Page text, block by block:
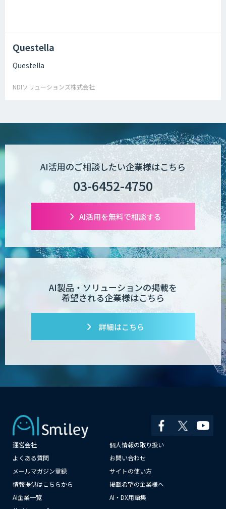
Questella
Questella
NDIソリューションズ株式会社
AI活用のご相談したい企業様はこちら
03-6452-4750
AI活用を無料で相談する
AI製品・ソリューションの掲載を
希望される企業様はこちら
詳細はこちら
運営会社
個人情報の取り扱い
よくある質問
お問い合わせ
メールマガジン登録
サイトの使い方
情報提供はこちらから
掲載希望の企業様へ
AI企業一覧
AI・DX用語集